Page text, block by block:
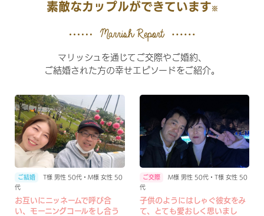
素敵なカップルができています※
マリッシュを通じてご交際やご婚約、
ご結婚された方の幸せエピソードをご紹介。
T様 男性 50代・M様 女性 50
代
お互いにニッネームで呼び合
い、モーニングコールをし合う
M様 男性 50代・T様 女性 50
代
子供のようにはしゃぐ彼女をみ
て、とても愛おしく思いまし